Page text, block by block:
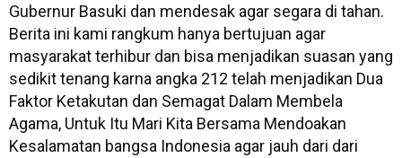
Gubernur Basuki dan mendesak agar segara di tahan.
Berita ini kami rangkum hanya bertujuan agar
masyarakat terhibur dan bisa menjadikan suasan yang
sedikit tenang karna angka 212 telah menjadikan Dua
Faktor Ketakutan dan Semagat Dalam Membela
Agama, Untuk Itu Mari Kita Bersama Mendoakan
Kesalamatan bangsa Indonesia agar jauh dari dari